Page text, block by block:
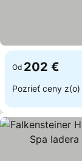
Od 202 €
Pozrieť ceny z(o)